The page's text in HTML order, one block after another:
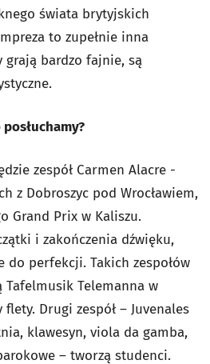
świata brytyjskich
to zupełnie inna
grają bardzo fajnie, są
zespół Carmen Alacre -
z Dobroszyc pod Wrocławiem,
Grand Prix w Kaliszu.
i zakończenia dźwięku,
do perfekcji. Takich zespołów
Tafelmusik Telemanna w
Drugi zespół – Juvenales
klawesyn, viola da gamba,
– tworzą studenci.